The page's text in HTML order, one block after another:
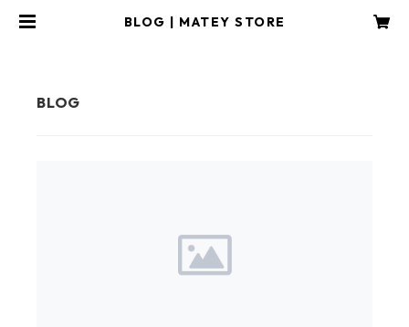
BLOG | MATEY STORE